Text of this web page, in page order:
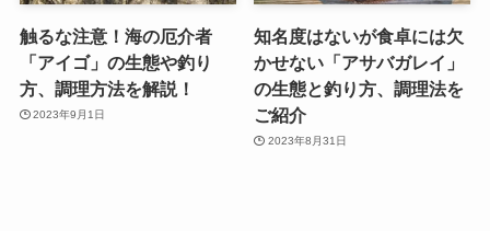
触るな注意！海の厄介者
「アイゴ」の生態や釣り
方、調理方法を解説！
2023年9月1日
知名度はないが食卓には欠
かせない「アサバガレイ」
の生態と釣り方、調理法を
ご紹介
2023年8月31日